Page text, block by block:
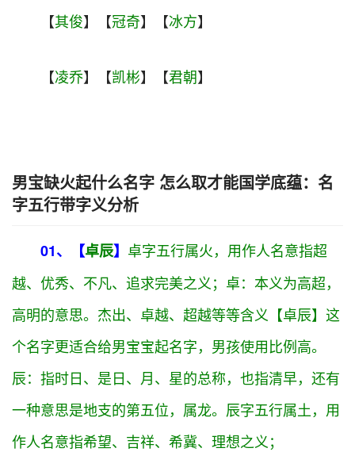
【其俊】【冠奇】【冰方】
【凌乔】【凯彬】【君朝】
男宝缺火起什么名字 怎么取才能国学底蕴：名
字五行带字义分析
01、【 卓辰 卓字五行属火
，用作人名意指超